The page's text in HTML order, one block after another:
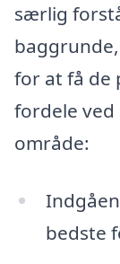
særlig
for at få de
fordele
område:
bedste